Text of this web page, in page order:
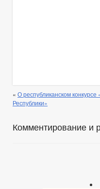
« О республиканском
Республики»
Комментирование и